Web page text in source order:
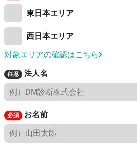
東日本エリア
西日本エリア
対象エリアの確認はこちら
法人名
お名前